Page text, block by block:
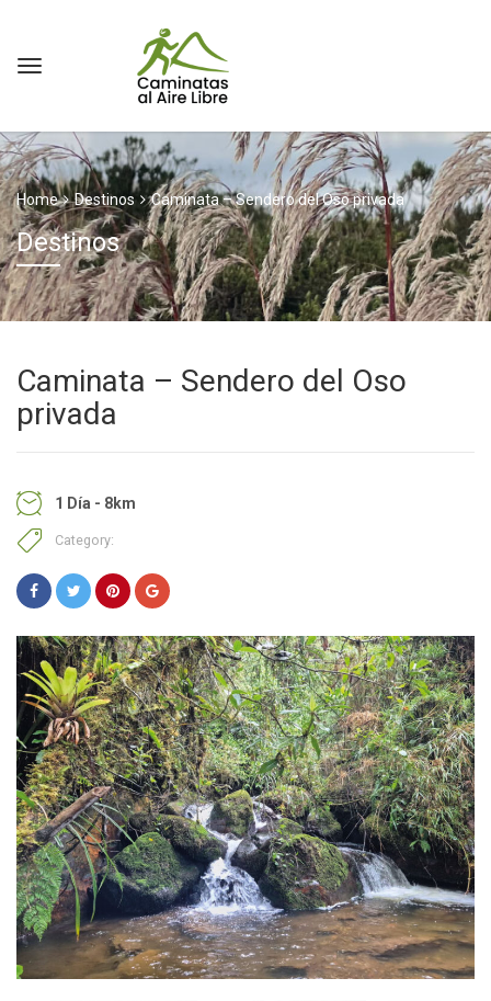
Home Destinos Caminata – Sendero del Oso privada
Destinos
Caminata – Sendero del Oso
privada
1 Día - 8km
Category: